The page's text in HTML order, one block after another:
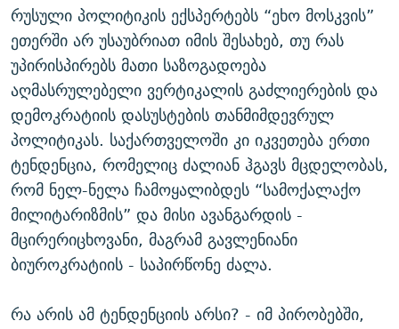
რუსული პოლიტიკის ექსპერტებს “ეხო მოსკვის”
ეთერში არ უსაუბრიათ იმის შესახებ, თუ რას
უპირისპირებს მათი საზოგადოება
აღმასრულებელი ვერტიკალის გაძლიერების და
დემოკრატიის დასუსტების თანმიმდევრულ
პოლიტიკას. საქართველოში კი იკვეთება ერთი
ტენდენცია, რომელიც ძალიან ჰგავს მცდელობას,
რომ ნელ-ნელა ჩამოყალიბდეს “სამოქალაქო
მილიტარიზმის” და მისი ავანგარდის -
მცირერიცხოვანი, მაგრამ გავლენიანი
ბიუროკრატიის - საპირწონე ძალა.
რა არის ამ ტენდენციის არსი? - იმ პირობებში,